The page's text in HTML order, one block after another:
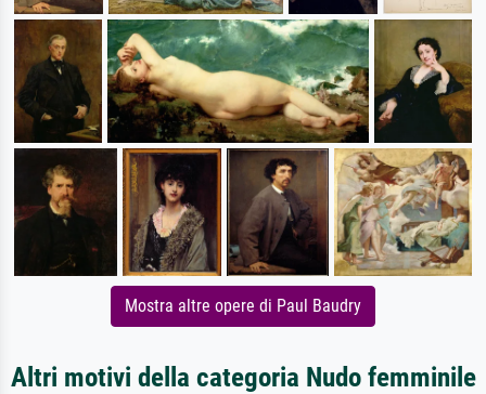
Mostra altre opere di Paul Baudry
Altri motivi della categoria Nudo femminile